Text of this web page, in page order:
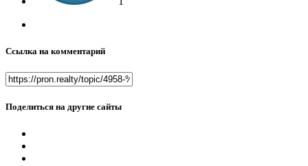
Ссылка на комментарий
Поделиться на другие сайты